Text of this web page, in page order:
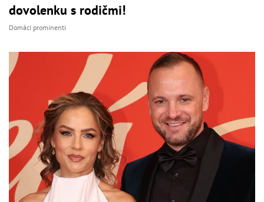
dovolenku s rodičmi!
Domáci prominenti